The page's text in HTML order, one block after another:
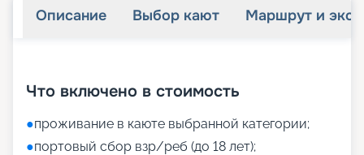
Описание Выбор кают Маршрут и
Что включено в стоимость
●проживание в каюте выбранной категории;
●портовый сбор взр/реб (до 18 лет);